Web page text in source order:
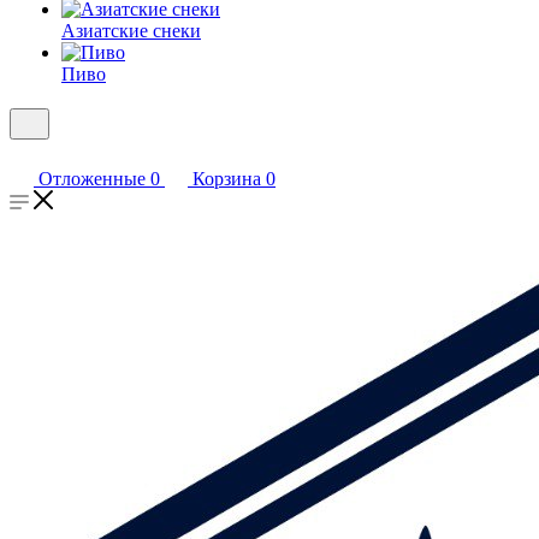
Азиатские снеки
Пиво
Отложенные 0 Корзина 0